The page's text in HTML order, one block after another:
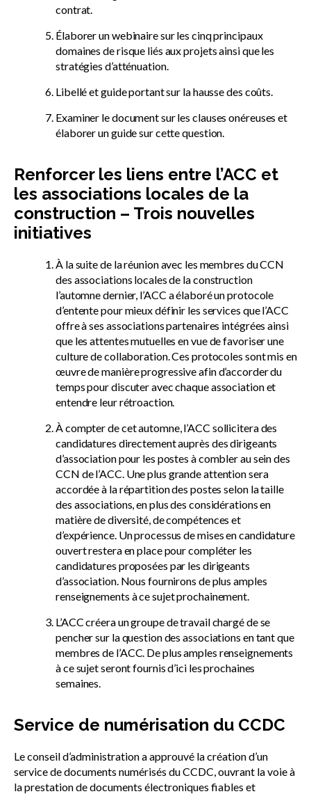
contrat.
Élaborer un webinaire sur les cinq principaux
domaines de risque liés aux projets ainsi que les
stratégies d’atténuation.
Libellé et guide portant sur la hausse des coûts.
Examiner le document sur les clauses onéreuses et
élaborer un guide sur cette question.
Renforcer les liens entre l’ACC et
les associations locales de la
construction – Trois nouvelles
initiatives
À la suite de la réunion avec les membres du CCN
des associations locales de la construction
l’automne dernier, l’ACC a élaboré un protocole
d’entente pour mieux définir les services que l’ACC
offre à ses associations partenaires intégrées ainsi
que les attentes mutuelles en vue de favoriser une
culture de collaboration. Ces protocoles sont mis en
œuvre de manière progressive afin d’accorder du
temps pour discuter avec chaque association et
entendre leur rétroaction.
À compter de cet automne, l’ACC sollicitera des
candidatures directement auprès des dirigeants
d’association pour les postes à combler au sein des
CCN de l’ACC. Une plus grande attention sera
accordée à la répartition des postes selon la taille
des associations, en plus des considérations en
matière de diversité, de compétences et
d’expérience. Un processus de mises en candidature
ouvert restera en place pour compléter les
candidatures proposées par les dirigeants
d’association. Nous fournirons de plus amples
renseignements à ce sujet prochainement.
L’ACC créera un groupe de travail chargé de se
pencher sur la question des associations en tant que
membres de l’ACC. De plus amples renseignements
à ce sujet seront fournis d’ici les prochaines
semaines.
Service de numérisation du CCDC
Le conseil d’administration a approuvé la création d’un
service de documents numérisés du CCDC, ouvrant la voie à
la prestation de documents électroniques fiables et